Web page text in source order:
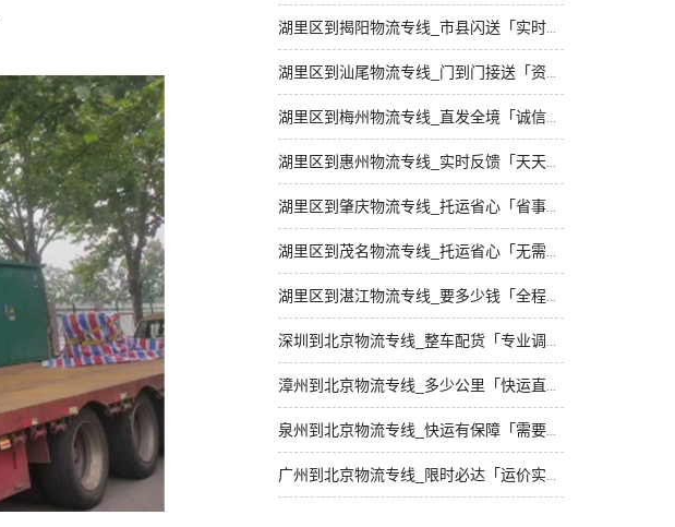
湖里区到揭阳物流专线_市县闪送「实时跟踪 」
湖里区到汕尾物流专线_门到门接送「资质齐全」
湖里区到梅州物流专线_直发全境「诚信经营」
湖里区到惠州物流专线_实时反馈「天天发车」
湖里区到肇庆物流专线_托运省心「省事省心」
湖里区到茂名物流专线_托运省心「无需中转」
湖里区到湛江物流专线_要多少钱「全程直达」
深圳到北京物流专线_整车配货「专业调车」
漳州到北京物流专线_多少公里「快运直达」
泉州到北京物流专线_快运有保障「需要几天」
广州到北京物流专线_限时必达「运价实惠」